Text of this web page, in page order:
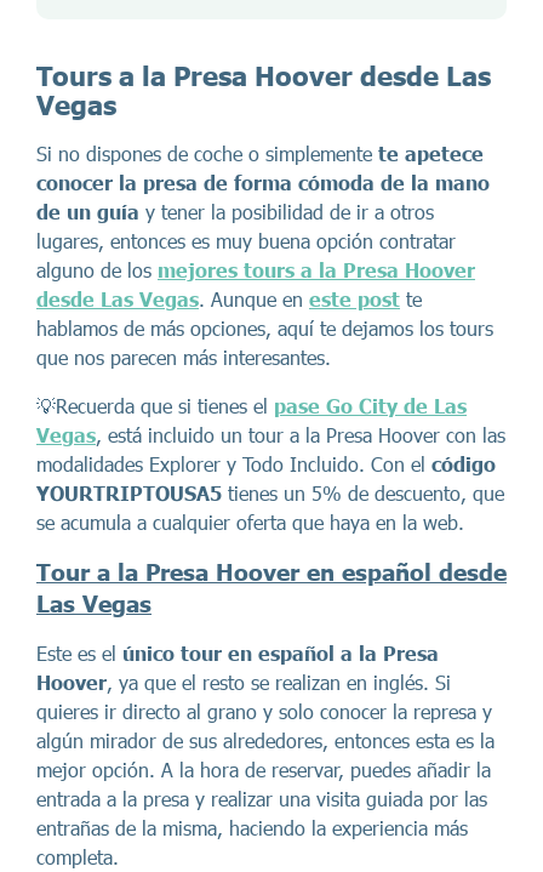
Tours a la Presa Hoover desde Las
Vegas
Si no dispones de coche o simplemente te apetece
conocer la presa de forma cómoda de la mano
de un guía y tener la posibilidad de ir a otros
lugares, entonces es muy buena opción contratar
alguno de los mejores tours a la Presa Hoover
desde Las Vegas. Aunque en este post te
hablamos de más opciones, aquí te dejamos los tours
que nos parecen más interesantes.
💡Recuerda que si tienes el pase Go City de Las
Vegas, está incluido un tour a la Presa Hoover con las
modalidades Explorer y Todo Incluido. Con el código
YOURTRIPTOUSA5 tienes un 5% de descuento, que
se acumula a cualquier oferta que haya en la web.
Tour a la Presa Hoover en español desde
Las Vegas
Este es el único tour en español a la Presa
Hoover, ya que el resto se realizan en inglés. Si
quieres ir directo al grano y solo conocer la represa y
algún mirador de sus alrededores, entonces esta es la
mejor opción. A la hora de reservar, puedes añadir la
entrada a la presa y realizar una visita guiada por las
entrañas de la misma, haciendo la experiencia más
completa.